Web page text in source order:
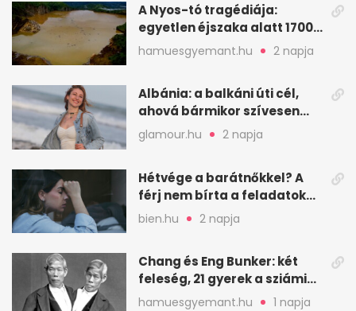
A Nyos-tó tragédiája:
egyetlen éjszaka alatt 1700
ember halt meg
hamuesgyemant.hu 2 napja
Albánia: a balkáni úti cél,
ahová bármikor szívesen
visszamennék
glamour.hu 2 napja
Hétvége a barátnőkkel? A
férj nem bírta a feladatokat,
a feleség levegőt kér
bien.hu 2 napja
Chang és Eng Bunker: két
feleség, 21 gyerek a sziámi
ikrek életében
hamuesgyemant.hu 1 napja